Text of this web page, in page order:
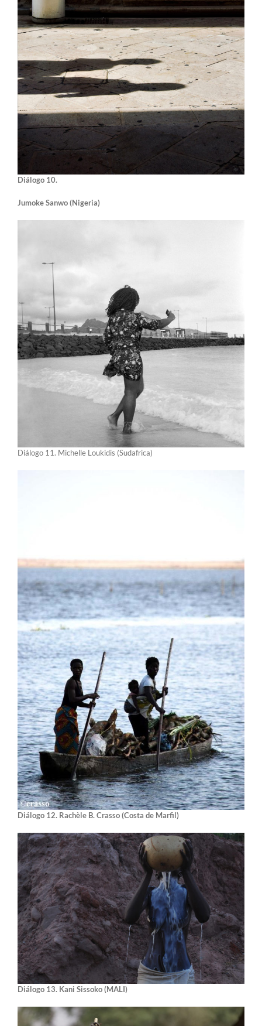
Diálogo 10.
Jumoke Sanwo (Nigeria)
Diálogo 11. Michelle Loukidis (Sudafrica)
Diálogo 12. Rachèle B. Crasso (Costa de Marfil)
Diálogo 13. Kani Sissoko(MALI)